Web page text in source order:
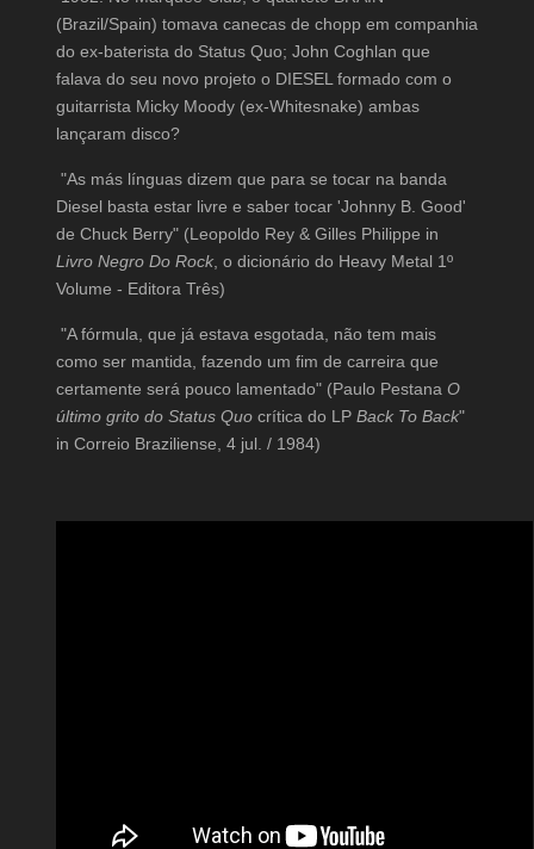
(Brazil/Spain) tomava canecas de chopp em companhia
do ex-baterista do Status Quo; John Coghlan que
falava do seu novo projeto o DIESEL formado com o
guitarrista Micky Moody (ex-Whitesnake) ambas
lançaram disco?
"As más línguas dizem que para se tocar na banda
Diesel basta estar livre e saber tocar 'Johnny B. Good'
de Chuck Berry" (Leopoldo Rey & Gilles Philippe in
Livro Negro Do Rock, o dicionário do Heavy Metal 1º
Volume - Editora Três)
"A fórmula, que já estava esgotada, não tem mais
como ser mantida, fazendo um fim de carreira que
certamente será pouco lamentado" (Paulo Pestana O
último grito do Status Quocrítica do LP Back To Back"
in Correio Braziliense, 4 jul. / 1984)